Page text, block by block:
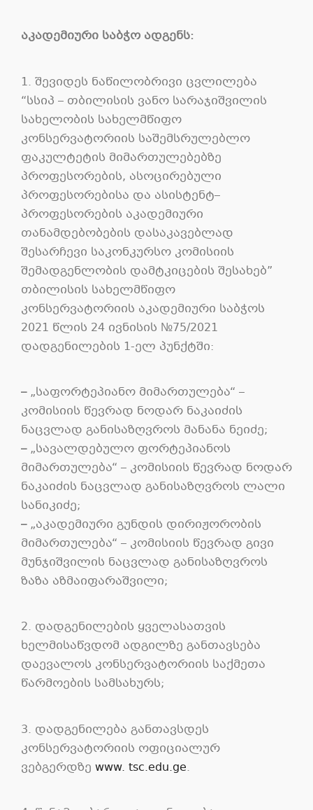
აკადემიური საბჭო ადგენს:
1. შევიდეს ნაწილობრივი ცვლილება
“სსიპ – თბილისის ვანო სარაჯიშვილის
სახელობის სახელმწიფო
კონსერვატორიის საშემსრულებლო
ფაკულტეტის მიმართულებებზე
პროფესორების, ასოცირებული
პროფესორებისა და ასისტენტ–
პროფესორების აკადემიური
თანამდებობების დასაკავებლად
შესარჩევი საკონკურსო კომისიის
შემადგენლობის დამტკიცების შესახებ”
თბილისის სახელმწიფო
კონსერვატორიის აკადემიური საბჭოს
2021 წლის 24 ივნისის №75/2021
დადგენილების 1-ელ პუნქტში:
– „საფორტეპიანო მიმართულება“ –
კომისიის წევრად ნოდარ ნაკაიძის
ნაცვლად განისაზღვროს მანანა ნეიძე;
–„სავალდებულო ფორტეპიანოს
მიმართულება“ – კომისიის წევრად ნოდარ
ნაკაიძის ნაცვლად განისაზღვროს ლალი
სანიკიძე;
–„აკადემიური გუნდის დირიჟორობის
მიმართულება“ – კომისიის წევრად გივი
მუნჯიშვილის ნაცვლად განისაზღვროს
ზაზა აზმაიფარაშვილი;
2. დადგენილების ყველასათვის
ხელმისაწვდომ ადგილზე განთავსება
დაევალოს კონსერვატორიის საქმეთა
წარმოების სამსახურს;
3. დადგენილება განთავსდეს
კონსერვატორიის ოფიციალურ
ვებგერდზე www. tsc.edu.ge.